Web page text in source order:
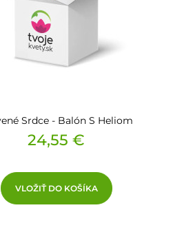
Srdce - Balón S Heliom
Cena
24,55 €
VLOŽIŤ DO KOŠÍKA